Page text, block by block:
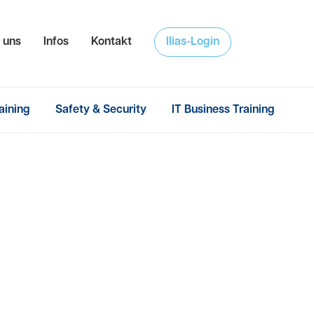
uns Infos Kontakt Ilias-Login
Safety & Security IT Business Training